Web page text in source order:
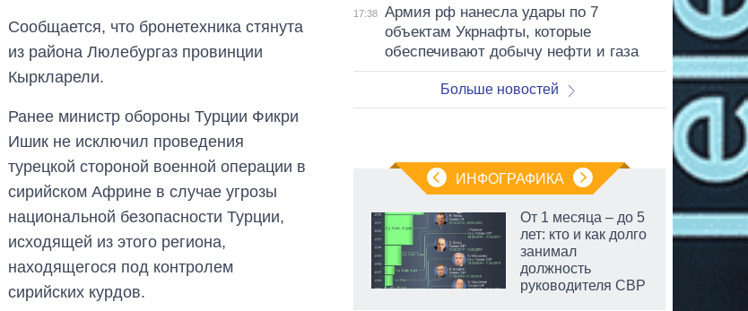
Сообщается, что бронетехника стянута
из района Люлебургаз провинции
Кыркларели.
Ранее министр обороны Турции Фикри
Ишик не исключил проведения
турецкой стороной военной операции в
сирийском Африне в случае угрозы
национальной безопасности Турции,
исходящей из этого региона,
находящегося под контролем
сирийских курдов.
17:38
Армия рф нанесла удары по 7
объектам Укрнафты, которые
обеспечивают добычу нефти и газа
Больше новостей
ИНФОГРАФИКА
Дефицит памяти:
на чипы за
последние годы и
От 1 месяца – до 5
лет: кто и как долго
занимал
должность
руководителя СВР